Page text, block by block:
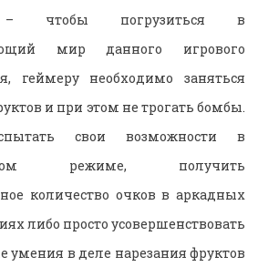
– чтобы погрузиться в
мир данного игрового
геймеру необходимо заняться
и при этом не трогать бомбы.
свои возможности в
режиме, получить
количество очков в аркадных
либо просто усовершенствовать
умения в деле нарезания фруктов